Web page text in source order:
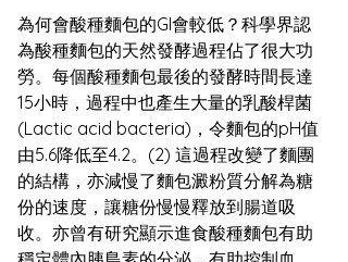
為何會酸種麵包的GI會較低？科學界認
為酸種麵包的天然發酵過程佔了很大功
勞。每個酸種麵包最後的發酵時間長達
15小時，過程中也產生大量的乳酸桿菌
(Lactic acid bacteria)，令麵包的pH值
由5.6降低至4.2。(2) 這過程改變了麵團
的結構，亦減慢了麵包澱粉質分解為糖
份的速度，讓糖份慢慢釋放到腸道吸
收。亦曾有研究顯示進食酸種麵包有助